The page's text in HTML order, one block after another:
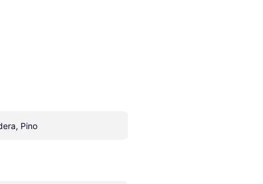
Pino